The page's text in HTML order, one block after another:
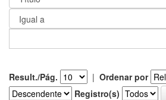
Result./Pág. | Ordenar por
Registro(s)